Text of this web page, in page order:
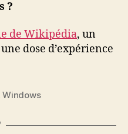
?
de Wikipédia, un
dose d’expérience
Windows